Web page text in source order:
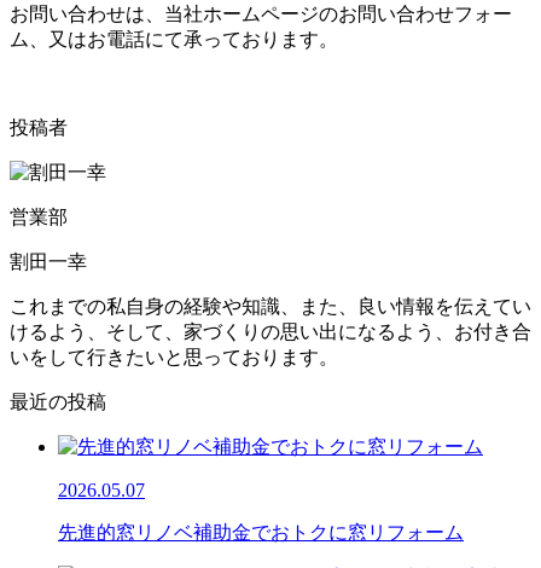
お問い合わせは、当社ホームページのお問い合わせフォー
ム、又はお電話にて承っております。
投稿者
営業部
割田一幸
これまでの私自身の経験や知識、また、良い情報を伝えてい
けるよう、そして、家づくりの思い出になるよう、お付き合
いをして行きたいと思っております。
最近の投稿
2026.05.07
先進的窓リノベ補助金でおトクに窓リフォーム